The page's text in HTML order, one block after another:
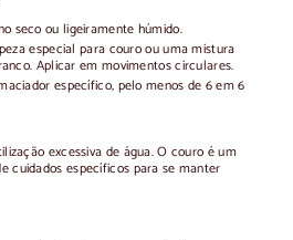
seco ou ligeiramente húmido.
especial para couroou uma mistura
Aplicar em movimentos circulares.
específico, pelo menos de 6 em 6
excessiva de água. O couro é um
cuidados específicos para se manter